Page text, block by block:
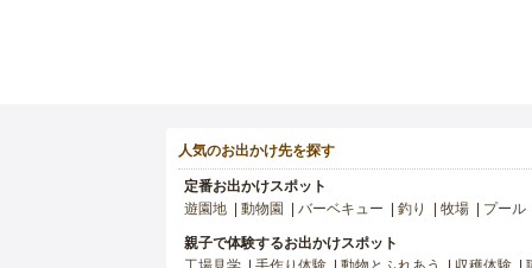
人気のお出かけ先を探す
定番お出かけスポット
遊園地
動物園 バーベキュー 釣り 牧場 プール
親子で体験するお出かけスポット